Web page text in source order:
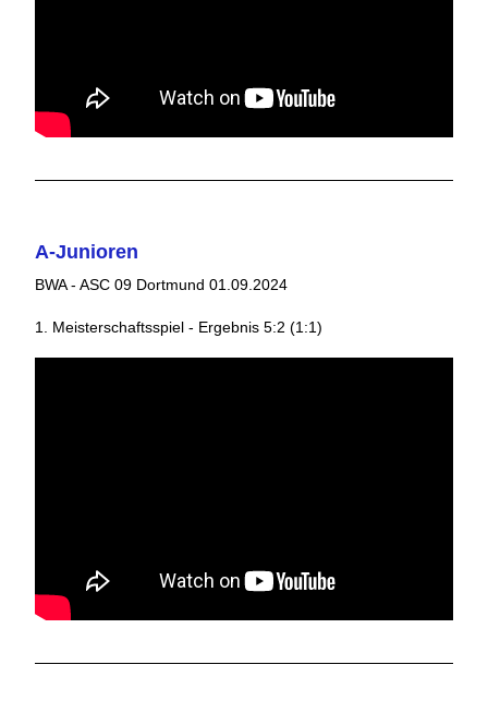
A-Junioren
BWA - ASC 09 Dortmund 01.09.2024
1. Meisterschaftsspiel - Ergebnis 5:2 (1:1)